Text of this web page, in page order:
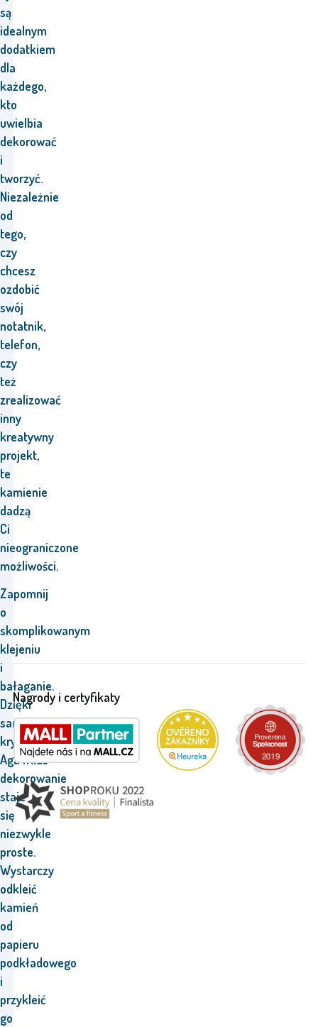
są
idealnym
dodatkiem
dla
każdego,
kto
uwielbia
dekorować
i
tworzyć.
Niezależnie
od
tego,
czy
chcesz
ozdobić
swój
notatnik,
telefon,
czy
też
zrealizować
inny
kreatywny
projekt,
te
kamienie
dadzą
Ci
nieograniczone
możliwości.
Zapomnij
o
skomplikowanym
klejeniu
i
bałaganie.
Dzięki
samoprzylepnym
kryształkom
Aga4Kids
dekorowanie
staje
się
niezwykle
proste.
Wystarczy
odkleić
kamień
od
papieru
podkładowego
i
przykleić
go
Nagrody i certyfikaty